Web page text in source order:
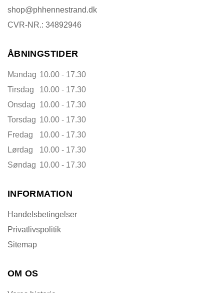
shop@phhennestrand.dk
CVR-NR.: 34892946
ÅBNINGSTIDER
Mandag 10.00 - 17.30
Tirsdag
10.00 - 17.30
Onsdag 10.00 - 17.30
Torsdag 10.00 - 17.30
Fredag
10.00 - 17.30
Lørdag
10.00 - 17.30
Søndag 10.00 - 17.30
INFORMATION
Handelsbetingelser
Privatlivspolitik
Sitemap
OM OS